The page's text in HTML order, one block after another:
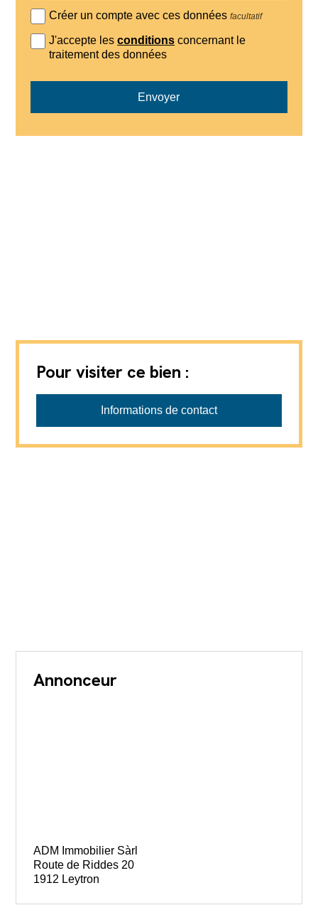
Créer un compte avec ces donnéesfacultatif
J'accepte lesconditions concernant le
traitement des données
Envoyer
Pour visiter ce bien :
ADM Immobilier Sàrl
Informations de contact
Annonceur
ADM Immobilier Sàrl
Route de Riddes 20
1912 Leytron